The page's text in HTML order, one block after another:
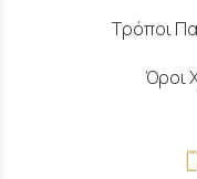
Τρόποι
Όροι